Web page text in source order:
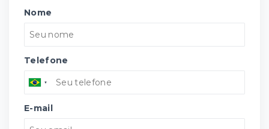
Nome
Telefone
E-mail